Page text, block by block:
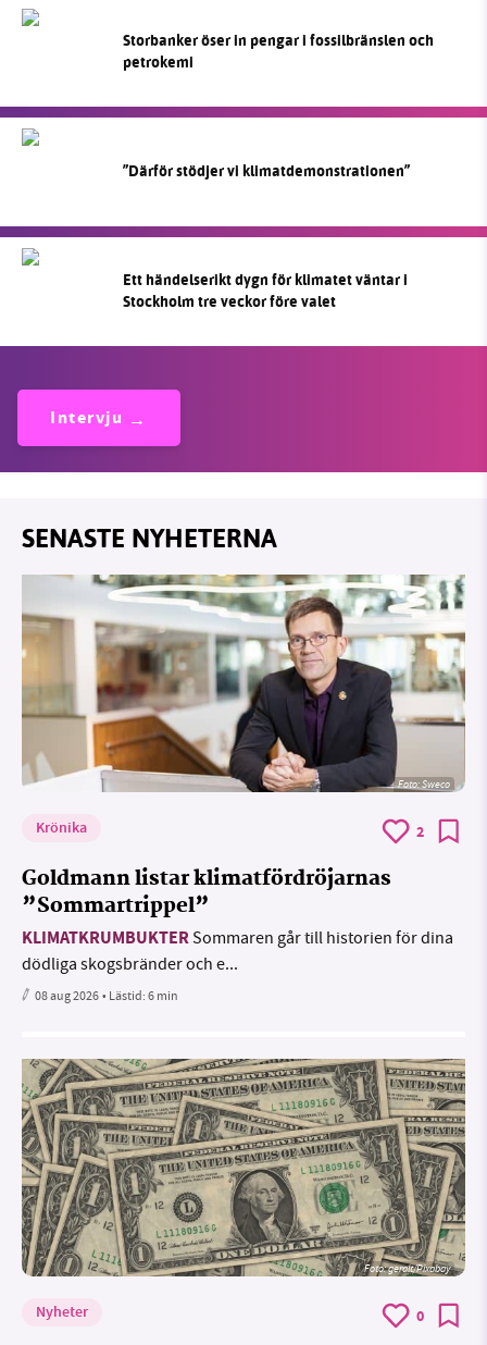
Storbanker öser in pengar i fossilbränslen och
petrokemi
”Därför stödjer vi klimatdemonstrationen”
Ett händelserikt dygn för klimatet väntar i
Stockholm tre veckor före valet
Intervju
SENASTE NYHETERNA
Foto: Sweco
Krönika 2
Goldmann listar klimatfördröjarnas
”Sommartrippel”
KLIMATKRUMBUKTERSommaren går till historien för dina
dödliga skogsbränder och e...
08 aug 2026• Lästid:6 min
Foto:geralt/Pixabay
Nyheter 0